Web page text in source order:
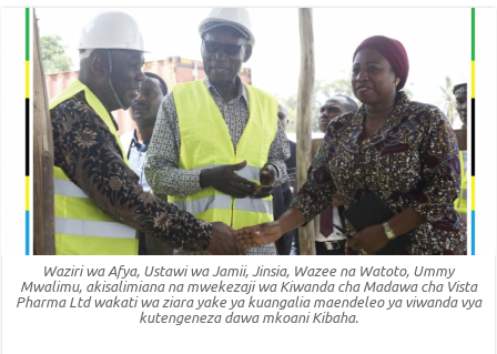
Waziri wa Afya, Ustawi wa Jamii, Jinsia, Wazee na Watoto, Ummy
Mwalimu, akisalimiana na mwekezaji wa Kiwanda cha Madawa cha Vista
Pharma Ltd wakati wa ziara yake ya kuangalia maendeleo ya viwanda vya
kutengeneza dawa mkoani Kibaha.